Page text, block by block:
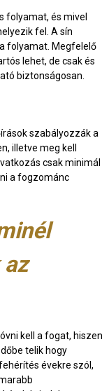
folyamat, és mivel
fel. A sín
folyamat. Megfelelő
lehet, de csak és
biztonságosan.
szabályozzák a
illetve meg kell
csak minimál
a fogzománc
kell a fogat, hiszen
telik hogy
évekre szól,